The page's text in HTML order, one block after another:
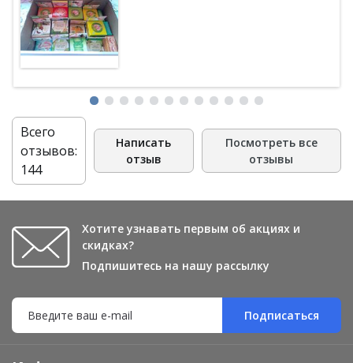
тайскими пастами)
Всего
отзывов:
144
Написать
отзыв
Посмотреть все
отзывы
Хотите узнавать первым об акциях и
скидках?
Подпишитесь на нашу рассылку
Подписаться